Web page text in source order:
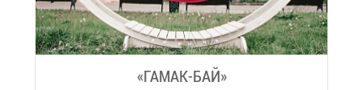
«ГА­МАК-БАЙ»